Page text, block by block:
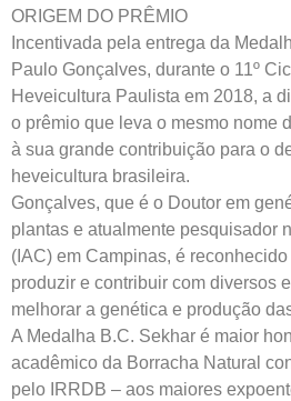
ORIGEM DO PRÊMIO
Incentivada pela entrega da
Paulo Gonçalves, durante o 11º
Heveicultura Paulista em 2018, a
o prêmio que leva o mesmo nome
à sua grande contribuição para o
heveicultura brasileira.
Gonçalves, que é o Doutor em
plantas e atualmente pesquisador
(IAC) em Campinas, é
produzir e contribuir com diversos
melhorar a genética e produção
A Medalha B.C. Sekhar é maior
acadêmico da Borracha Natural
pelo IRRDB – aos maiores